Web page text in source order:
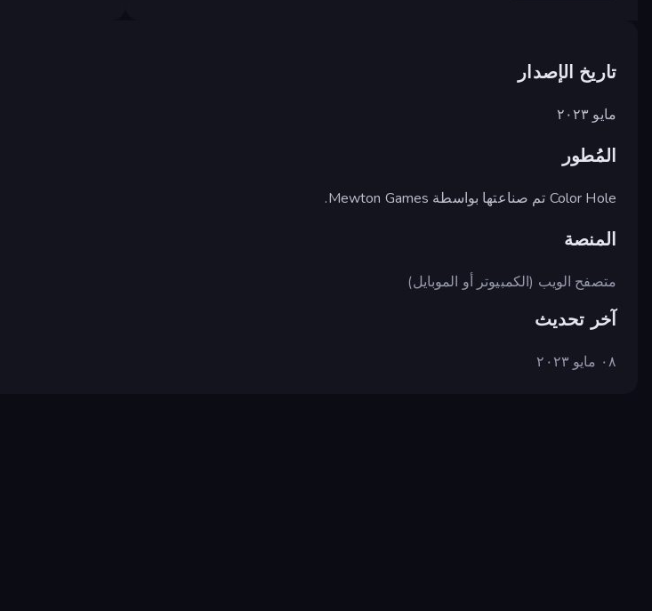
تاريخ الإصدار
مايو ٢٠٢٣
المُطور
Color Hole تم صناعتها بواسطة Mewton Games.
المنصة
متصفح الويب (الكمبيوتر أو الموبايل)
آخر تحديث
٠٨ مايو ٢٠٢٣